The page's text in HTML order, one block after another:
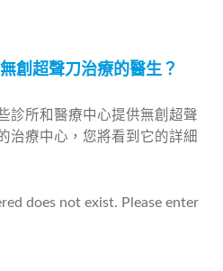
創超聲刀治療的醫生？
診所和醫療中心提供無創超聲
治療中心，您將看到它的詳細
does not exist. Please enter